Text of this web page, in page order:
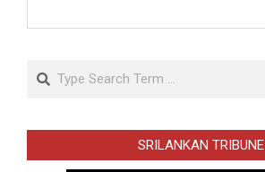
Search
SRILANKAN TRIBUNE